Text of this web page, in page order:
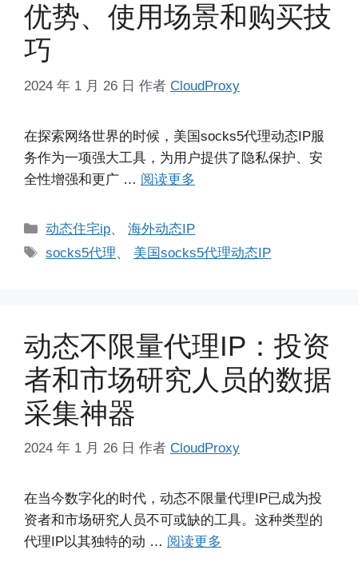
优势、使用场景和购买技
巧
2024 年 1 月 26 日 作者 CloudProxy
在探索网络世界的时候，美国socks5代理动态IP服
务作为一项强大工具，为用户提供了隐私保护、安
全性增强和更广 … 阅读更多
分
动态住宅ip、海外动态IP
标
socks5代理、 美国socks5代理动态IP
动态不限量代理IP：投资
者和市场研究人员的数据
采集神器
2024 年 1 月 26 日 作者 CloudProxy
在当今数字化的时代，动态不限量代理IP已成为投
资者和市场研究人员不可或缺的工具。这种类型的
代理IP以其独特的动 … 阅读更多